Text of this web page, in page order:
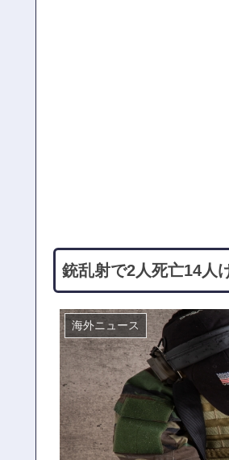
銃乱射で2人死亡14人
海外ニュース